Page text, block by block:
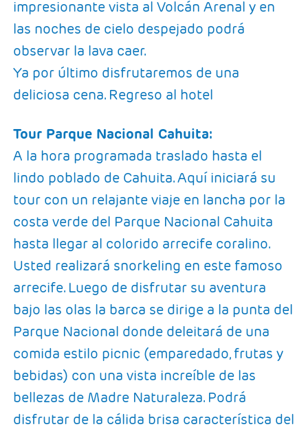
impresionante vista al Volcán Arenal y en
las noches de cielo despejado podrá
observar la lava caer.
Ya por último disfrutaremos de una
deliciosa cena. Regreso al hotel
Tour Parque Nacional Cahuita:
A la hora programada traslado hasta el
lindo poblado de Cahuita. Aquí iniciará su
tour con un relajante viaje en lancha por la
costa verde del Parque Nacional Cahuita
hasta llegar al colorido arrecife coralino.
Usted realizará snorkeling en este famoso
arrecife. Luego de disfrutar su aventura
bajo las olas la barca se dirige a la punta del
Parque Nacional donde deleitará de una
comida estilo picnic (emparedado, frutas y
bebidas) con una vista increíble de las
bellezas de Madre Naturaleza. Podrá
disfrutar de la cálida brisa característica del